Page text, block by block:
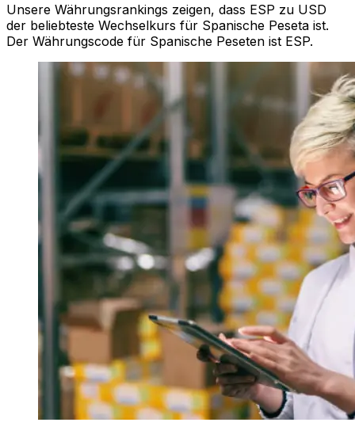
Unsere Währungsrankings zeigen, dass ESP zu USD
der beliebteste Wechselkurs für Spanische Peseta ist.
Der Währungscode für Spanische Peseten ist ESP.